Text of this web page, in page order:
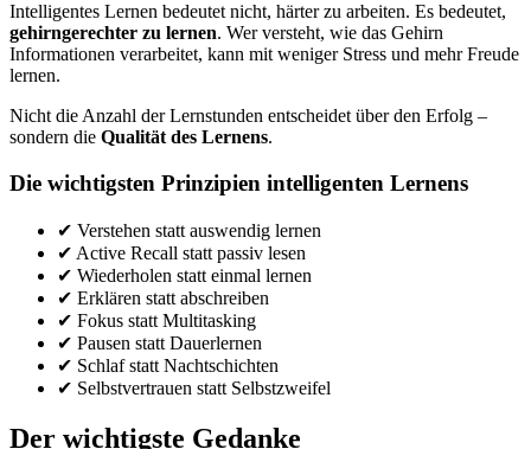
Intelligentes Lernen bedeutet nicht, härter zu arbeiten. Es bedeutet,
gehirngerechter zu lernen. Wer versteht, wie das Gehirn
Informationen verarbeitet, kann mit weniger Stress und mehr Freude
lernen.
Nicht die Anzahl der Lernstunden entscheidet über den Erfolg –
sondern die Qualität des Lernens.
Die wichtigsten Prinzipien intelligenten Lernens
✔ Verstehen statt auswendig lernen
✔ Active Recall statt passiv lesen
✔ Wiederholen statt einmal lernen
✔ Erklären statt abschreiben
✔ Fokus statt Multitasking
✔ Pausen statt Dauerlernen
✔ Schlaf statt Nachtschichten
✔ Selbstvertrauen statt Selbstzweifel
Der wichtigste Gedanke